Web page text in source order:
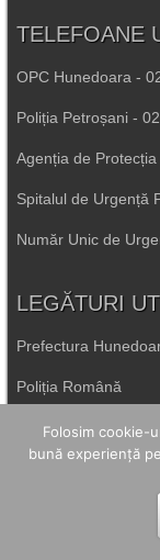
TELEFOANE
OPC Hunedoara -
Poliția Petroșani -
Agenția de
Spitalul de Urgență
Număr Unic de
LEGĂTURI
Prefectura
Poliția Română
Inspectoratul
Consiliul Județean
Folosim cookie-
bună experiență